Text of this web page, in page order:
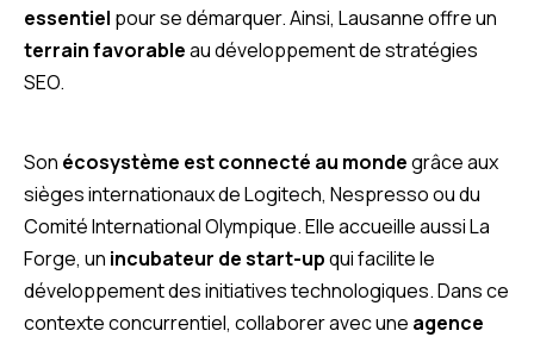
essentiel pour se démarquer. Ainsi, Lausanne offre un
terrain favorableau développement de stratégies
SEO.
Son écosystème est connecté au mondegrâce aux
sièges internationaux de Logitech, Nespresso ou du
Comité International Olympique. Elle accueille aussi La
Forge, un incubateur de start-upqui facilite le
développement des initiatives technologiques. Dans ce
contexte concurrentiel, collaborer avec une agence